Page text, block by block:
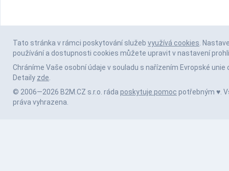
Tato stránka v rámci poskytování služeb využívá cookies.
používání a dostupnosti cookies můžete upravit v nastavení
Chráníme Vaše osobní údaje v souladu s nařízením Evropské unie
Detaily zde.
© 2006—2026 B2M.CZ s.r.o. ráda poskytuje pomoc potřebným ♥️.
práva vyhrazena.